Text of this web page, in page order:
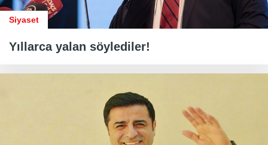
Siyaset
Yıllarca yalan söylediler!